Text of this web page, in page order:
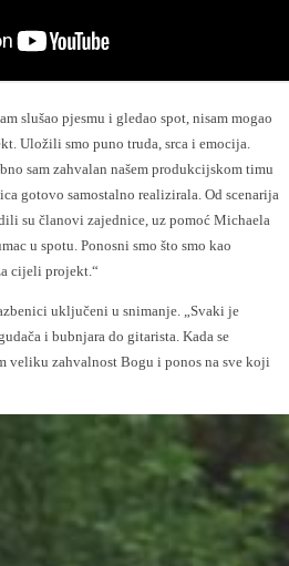
slušao pjesmu i gledao spot, nisam mogao
Uložili smo puno truda, srca i emocija.
sam zahvalan našem produkcijskom timu
gotovo samostalno realizirala. Od scenarija
su članovi zajednice, uz pomoć Michaela
u spotu. Ponosni smo što smo kao
cijeli projekt.“
uključeni u snimanje. „Svaki je
i bubnjara do gitarista. Kada se
veliku zahvalnost Bogu i ponos na sve koji